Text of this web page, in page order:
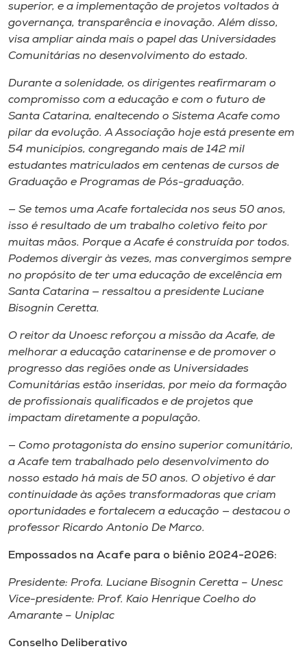
superior, e a implementação de projetos voltados à
governança, transparência e inovação. Além disso,
visa ampliar ainda mais o papel das Universidades
Comunitárias no desenvolvimento do estado.
Durante a solenidade, os dirigentes reafirmaram o
compromisso com a educação e com o futuro de
Santa Catarina, enaltecendo o Sistema Acafe como
pilar da evolução. A Associação hoje está presente em
54 municípios, congregando mais de 142 mil
estudantes matriculados em centenas de cursos de
Graduação e Programas de Pós-graduação.
— Se temos uma Acafe fortalecida nos seus 50 anos,
isso é resultado de um trabalho coletivo feito por
muitas mãos. Porque a Acafe é construída por todos.
Podemos divergir às vezes, mas convergimos sempre
no propósito de ter uma educação de excelência em
Santa Catarina — ressaltou a presidente Luciane
Bisognin Ceretta.
O reitor da Unoesc reforçou a missão da Acafe, de
melhorar a educação catarinense e de promover o
progresso das regiões onde as Universidades
Comunitárias estão inseridas, por meio da formação
de profissionais qualificados e de projetos que
impactam diretamente a população.
— Como protagonista do ensino superior comunitário,
a Acafe tem trabalhado pelo desenvolvimento do
nosso estado há mais de 50 anos. O objetivo é dar
continuidade às ações transformadoras que criam
oportunidades e fortalecem a educação — destacou o
professor Ricardo Antonio De Marco.
Empossados na Acafe para o biênio 2024-2026:
Presidente: Profa. Luciane Bisognin Ceretta – Unesc
Vice-presidente: Prof. Kaio Henrique Coelho do
Amarante – Uniplac
Conselho Deliberativo